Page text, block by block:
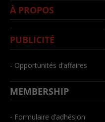
À PROPOS
PUBLICITÉ
- Opportunités d’affaires
MEMBERSHIP
- Formulaire d’adhésion